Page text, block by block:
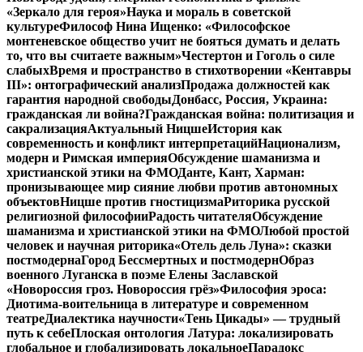
«Зеркало для героя»Наука и мораль в советской
культуреФилософ Нина Ищенко: «Философское
монтеневское общество учит не бояться думать и делать
то, что вы считаете важным»Честертон и Гоголь о силе
слабыхВремя и пространство в стихотворении «Кентавры
III»: онтографический анализПродажа должностей как
гарантия народной свободыДонбасс, Россия, Украина:
гражданская ли война?Гражданская война: политизация и
сакрализацияАктуальный НицшеИстория как
современность и конфликт интерпретацийНационализм,
модерн и Римская империяОбсуждение шаманизма и
христианской этики на ФМОДанте, Кант, Харман:
пронизывающее мир сияние любви против автономных
объектовНицше против гностицизмаРиторика русской
религиозной философииРадость читателяОбсуждение
шаманизма и христианской этики на ФМОЛюбой простой
человек и научная риторика«Отель дель Луна»: сказки
постмодернаГород Бессмертных и постмодернОбраз
военного Луганска в поэме Елены Заславской
«Новороссия гроз. Новороссия грёз»Философия эроса:
Диотима-воительница в литературе и современном
театреДиалектика научности«Тень Цикады» — трудный
путь к себеПлоская онтология Латура: локализировать
глобальное и глобализировать локальноеПарадокс